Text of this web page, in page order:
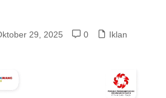
29, 2025 0 Iklan